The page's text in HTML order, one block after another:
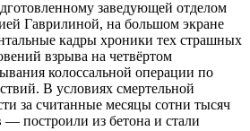
заведующей отделом
Гаврилиной, на большом экране
кадры хроники тех страшных
взрыва на четвёртом
колоссальной операции по
В условиях смертельной
за считанные месяцы сотни тысяч
построили из бетона и стали